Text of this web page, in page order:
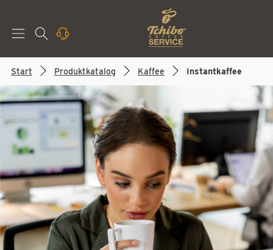
Start Produktkatalog Kaffee Instantkaffee